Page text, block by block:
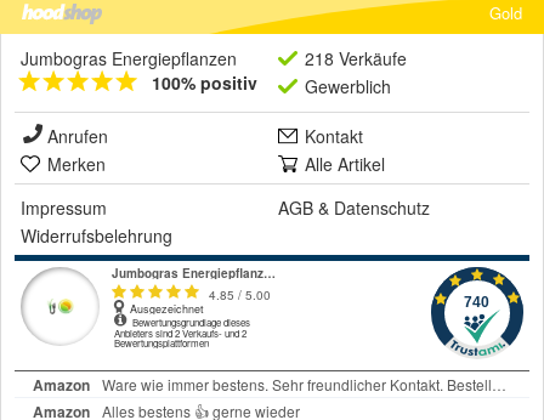
Gold
Jumbogras Energiepflanzen
100% positiv
218 Verkäufe
Gewerblich
Anrufen
Kontakt
Merken
Alle Artikel
Impressum
AGB & Datenschutz
Widerrufsbelehrung